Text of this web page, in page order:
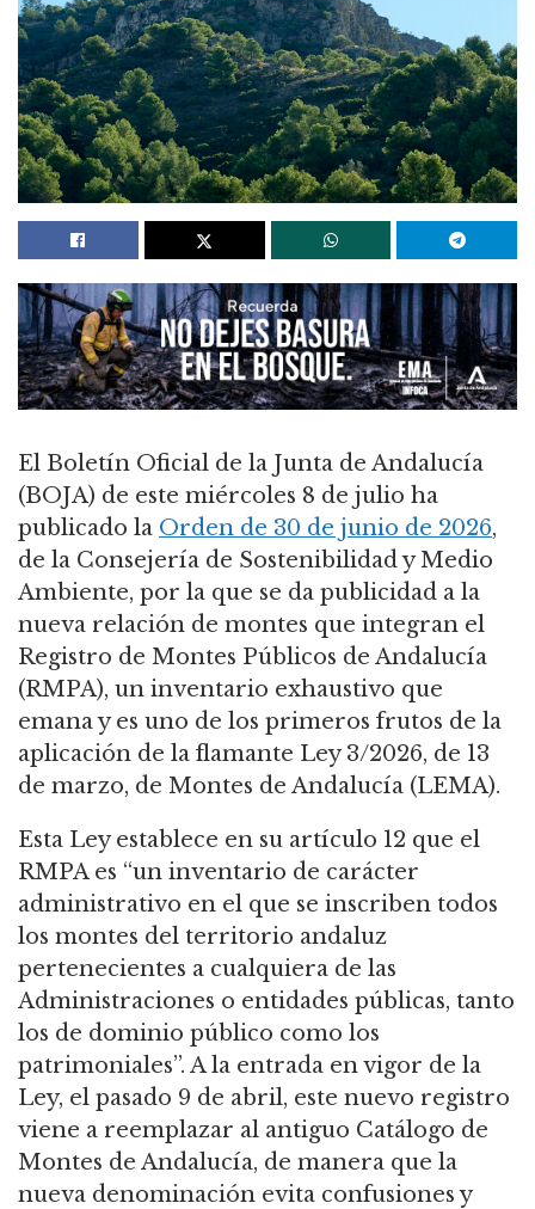
El Boletín Oficial de la Junta de Andalucía
(BOJA) de este miércoles 8 de julio ha
publicado la Orden de 30 de junio de 2026,
de la Consejería de Sostenibilidad y Medio
Ambiente, por la que se da publicidad a la
nueva relación de montes que integran el
Registro de Montes Públicos de Andalucía
(RMPA), un inventario exhaustivo que
emana y es uno de los primeros frutos de la
aplicación de la flamante Ley 3/2026, de 13
de marzo, de Montes de Andalucía (LEMA).
Esta Ley establece en su artículo 12 que el
RMPA es “un inventario de carácter
administrativo en el que se inscriben todos
los montes del territorio andaluz
pertenecientes a cualquiera de las
Administraciones o entidades públicas, tanto
los de dominio público como los
patrimoniales”. A la entrada en vigor de la
Ley, el pasado 9 de abril, este nuevo registro
viene a reemplazar al antiguo Catálogo de
Montes de Andalucía, de manera que la
nueva denominación evita confusiones y